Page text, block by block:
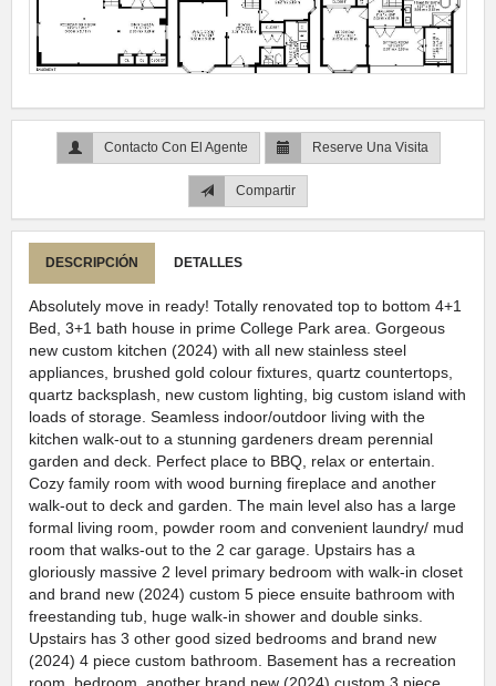
Contacto Con El Agente Reserve Una Visita
Compartir
DESCRIPCIÓN DETALLES
Absolutely move in ready! Totally renovated top to bottom 4+1
Bed, 3+1 bath house in prime College Park area. Gorgeous
new custom kitchen (2024) with all new stainless steel
appliances, brushed gold colour fixtures, quartz countertops,
quartz backsplash, new custom lighting, big custom island with
loads of storage. Seamless indoor/outdoor living with the
kitchen walk-out to a stunning gardeners dream perennial
garden and deck. Perfect place to BBQ, relax or entertain.
Cozy family room with wood burning fireplace and another
walk-out to deck and garden. The main level also has a large
formal living room, powder room and convenient laundry/ mud
room that walks-out to the 2 car garage. Upstairs has a
gloriously massive 2 level primary bedroom with walk-in closet
and brand new (2024) custom 5 piece ensuite bathroom with
freestanding tub, huge walk-in shower and double sinks.
Upstairs has 3 other good sized bedrooms and brand new
(2024) 4 piece custom bathroom. Basement has a recreation
room, bedroom, another brand new (2024) custom 3 piece